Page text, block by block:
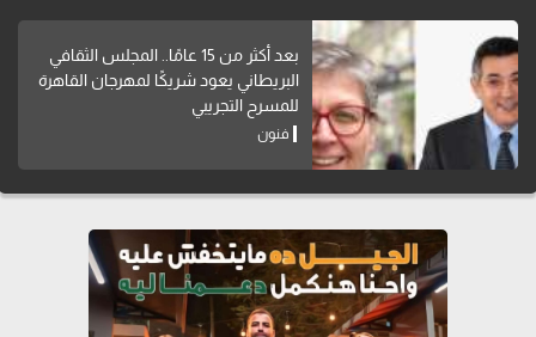
بعد أكثر من 15 عامًا.. المجلس الثقافي
البريطاني يعود شريكًا لمهرجان القاهرة
للمسرح التجريبي
فنون